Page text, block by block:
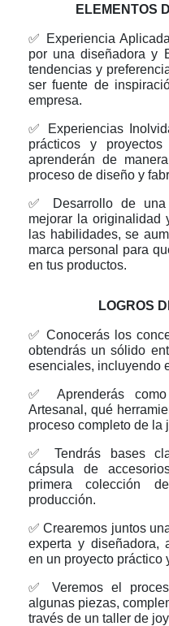
ELEMENTOS
✅
Experiencia
por una diseñadora y
tendencias y
ser fuente de
empresa.
✅
Experiencias
prácticos y
aprenderán de
proceso de diseño y
✅
Desarrollo de
mejorar la originalidad
las habilidades, se
marca personal para
en tus productos.
LOGROS
✅ Conocerás los
obtendrás un sólido
esenciales, incluyendo
✅
Aprenderás
Artesanal, qué
proceso completo de la
✅
Tendrás bases
cápsula de
primera colección
producción.
✅ Crearemos juntos
experta y diseñadora,
en un proyecto práctico
✅
Veremos el
algunas piezas,
través de un taller de